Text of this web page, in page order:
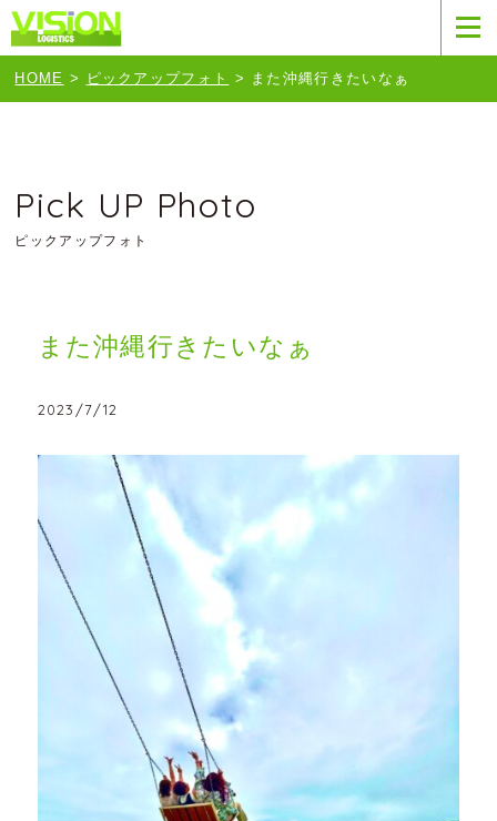
HOME > ピックアップフォト > また沖縄行きたいなぁ
Pick UP Photo
ピックアップフォト
また沖縄行きたいなぁ
2023/7/12